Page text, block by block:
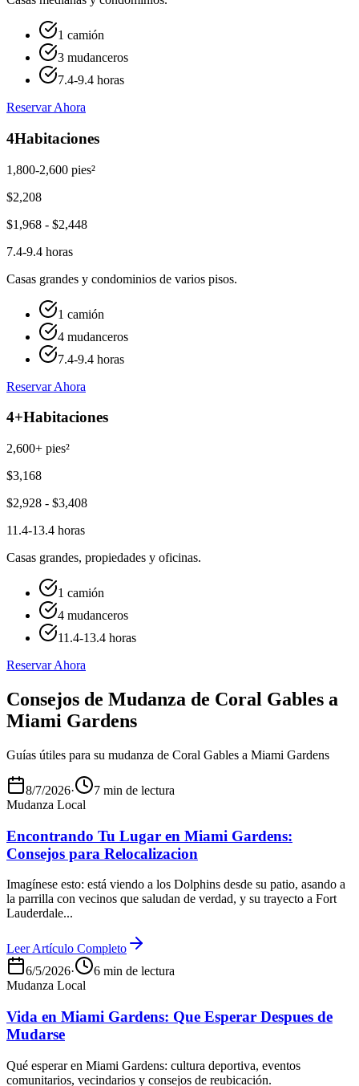
1 camión
3 mudanceros
7.4-9.4 horas
Reservar Ahora
4Habitaciones
1,800-2,600 pies²
$2,208
$1,968 - $2,448
7.4-9.4 horas
Casas grandes y condominios de varios pisos.
1 camión
4 mudanceros
7.4-9.4 horas
Reservar Ahora
4+Habitaciones
2,600+ pies²
$3,168
$2,928 - $3,408
11.4-13.4 horas
Casas grandes, propiedades y oficinas.
1 camión
4 mudanceros
11.4-13.4 horas
Reservar Ahora
Consejos de Mudanza de Coral Gables a
Miami Gardens
Guías útiles para su mudanza de Coral Gables a Miami Gardens
8/7/2026·
7 min de lectura
Mudanza Local
Encontrando Tu Lugar en Miami Gardens:
Consejos para Relocalizacion
Imagínese esto: está viendo a los Dolphins desde su patio, asando a
la parrilla con vecinos que saludan de verdad, y su trayecto a Fort
Lauderdale...
Leer Artículo Completo
6/5/2026·
6 min de lectura
Mudanza Local
Vida en Miami Gardens: Que Esperar Despues de
Mudarse
Qué esperar en Miami Gardens: cultura deportiva, eventos
comunitarios, vecindarios y consejos de reubicación.